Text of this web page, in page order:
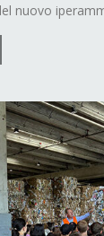
nuovo